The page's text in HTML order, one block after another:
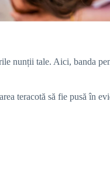
nunții tale. Aici, banda
teracotă să fie pusă în